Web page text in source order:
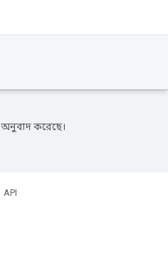
অনুবাদ করেছে।
API